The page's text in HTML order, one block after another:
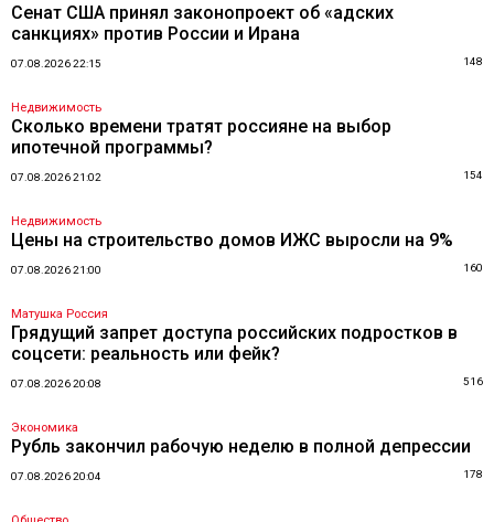
Сенат США принял законопроект об «адских
санкциях» против России и Ирана
07.08.2026 22:15 148
Недвижимость
Сколько времени тратят россияне на выбор
ипотечной программы?
07.08.2026 21:02 154
Недвижимость
Цены на строительство домов ИЖС выросли на 9%
07.08.2026 21:00 160
Матушка Россия
Грядущий запрет доступа российских подростков в
соцсети: реальность или фейк?
07.08.2026 20:08 516
Экономика
Рубль закончил рабочую неделю в полной депрессии
07.08.2026 20:04 178